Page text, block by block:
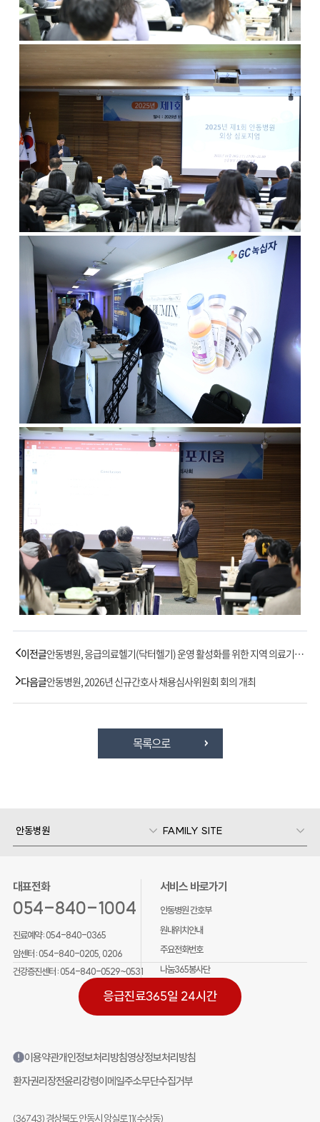
이전글안동병원, 응급의료헬기(닥터헬기) 운영 활성화를 위한 지역 의료기관
안동병원, 2026년 신규간호사 채용심사위원회 회의 개최
다음글
목록으로
안동병원 FAMILY SITE
대표전화
054-840-1004
진료예약 :054-840-0365
암센터 :054-840-0205, 0206
건강증진센터 :054-840-0529~0531
서비스 바로가기
안동병원 간호부
원내위치안내
주요전화번호
나눔365봉사단
응급진료365일 24시간
이용약관개인정보처리방침영상정보처리방침
환자권리장전윤리강령이메일주소무단수집거부
(36743) 경상북도 안동시 앙실로 11(수상동)